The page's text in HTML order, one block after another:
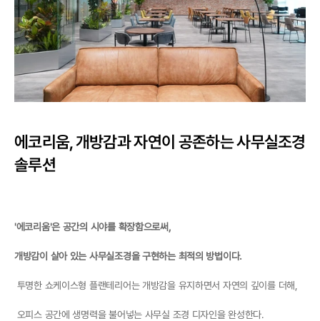
에코리움, 개방감과 자연이 공존하는 사무실조경
솔루션
'에코리움'은 공간의 시야를 확장함으로써,
개방감이 살아 있는 사무실조경을 구현하는 최적의 방법이다.
투명한 쇼케이스형 플랜테리어는 개방감을 유지하면서 자연의 깊이를 더해,
오피스 공간에 생명력을 불어넣는 사무실 조경 디자인을 완성한다.